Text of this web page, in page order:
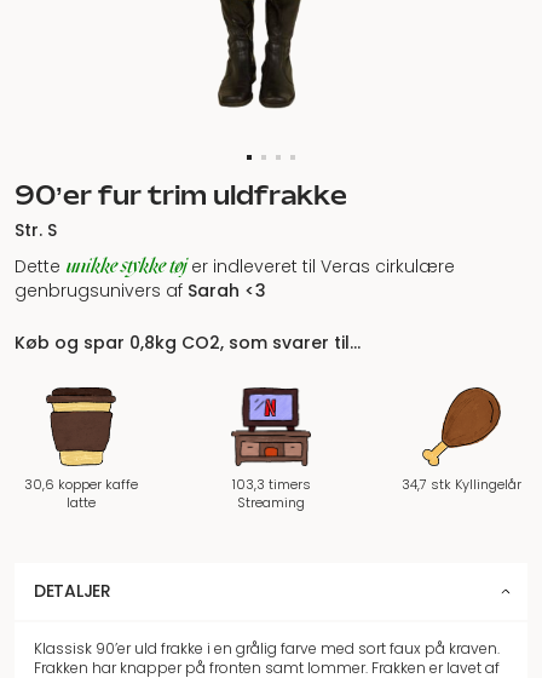
90’er fur trim uldfrakke
Str. S
Dette unikke stykke tøjer indleveret til Veras cirkulære
genbrugsunivers af Sarah <3
Køb og spar 0,8kg CO2, som svarer til…
30,6 kopper kaffe
latte
103,3 timers
Streaming
34,7 stk Kyllingelår
DETALJER
Klassisk 90’er uld frakke i en grålig farve med sort faux på kraven.
Frakken har knapper på fronten samt lommer. Frakken er lavet af